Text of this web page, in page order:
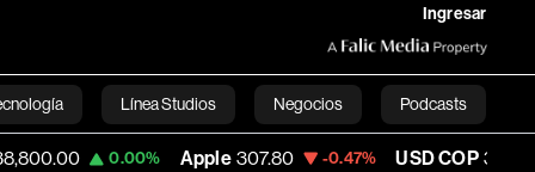
Ingresar
Línea Studios Negocios Podcasts
English
0.00% Apple 307.80 -0.47% USD COP 3,182.58 -0.42%